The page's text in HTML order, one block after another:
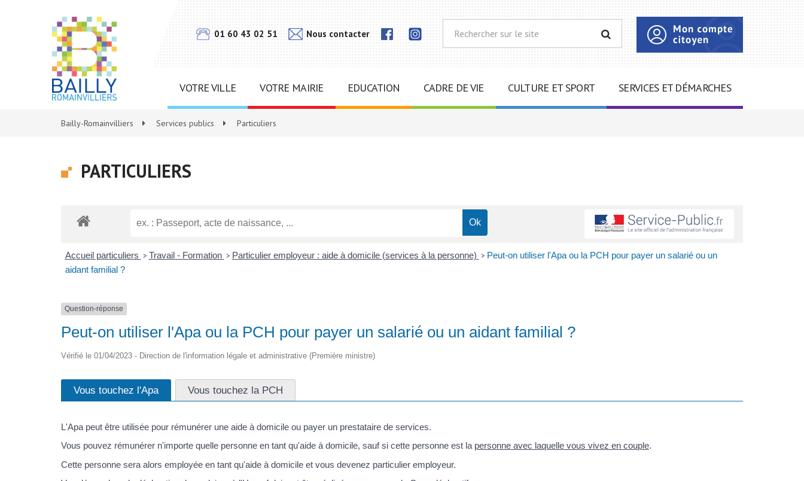
01 60 43 02 51 Nous contacter
Lien
Facebook
RECHERCHER
VOTRE VILLE VOTRE MAIRIE EDUCATION CADRE DE VIE CULTURE ET SPORT SERVICES ET DÉMARCHES
Bailly-Romainvilliers Services publics Particuliers
PARTICULIERS
Accueil particuliers > Travail - Formation > Particulier employeur : aide à domicile (services à la personne) > Peut-on utiliser l'Apa ou la PCH pour payer un salarié ou un
aidant familial ?
Question-réponse
Peut-on utiliser l'Apa ou la PCH pour payer un salarié ou un aidant familial ?
Vérifié le 01/04/2023 - Direction de l'information légale et administrative (Première ministre)
Vous touchez l'Apa Vous touchez la PCH
L'Apa peut être utilisée pour rémunérer une aide à domicile ou payer un prestataire de services.
Vous pouvez rémunérer n'importe quelle personne en tant qu'aide à domicile, sauf si cette personne est la personne avec laquelle vous vivez en couple.
Cette personne sera alors employée en tant qu'aide à domicile et vous devenez particulier employeur.